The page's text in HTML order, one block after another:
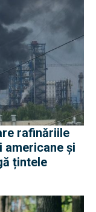
rafinăriile
americane și
țintele